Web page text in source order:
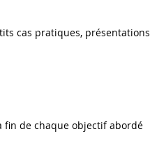
cas pratiques, présentations
fin de chaque objectif abordé